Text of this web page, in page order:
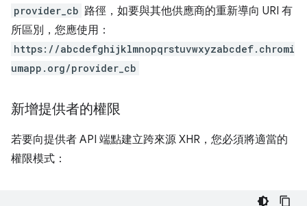
provider_cb 路徑，如要與其他供應商的重新導向 URI 有
所區別，您應使用：
https://abcdefghijklmnopqrstuvwxyzabcdef.chromi
umapp.org/provider_cb
新增提供者的權限
若要向提供者 API 端點建立跨來源 XHR，您必須將適當的
權限模式：